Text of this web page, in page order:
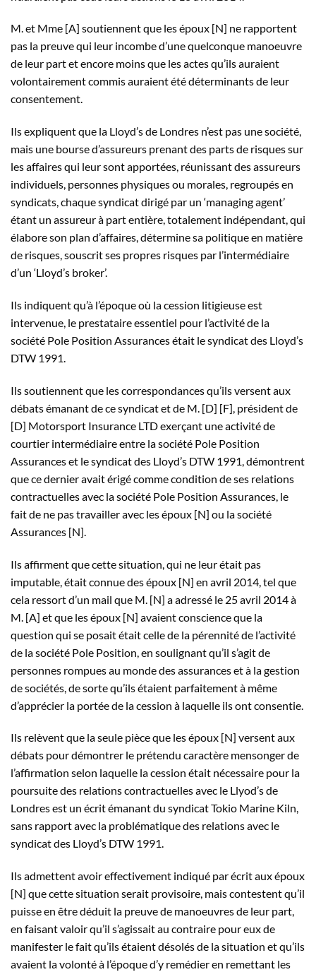
M. et Mme [A] soutiennent que les époux [N] ne rapportent
pas la preuve qui leur incombe d’une quelconque manoeuvre
de leur part et encore moins que les actes qu’ils auraient
volontairement commis auraient été déterminants de leur
consentement.
Ils expliquent que la Lloyd’s de Londres n’est pas une société,
mais une bourse d’assureurs prenant des parts de risques sur
les affaires qui leur sont apportées, réunissant des assureurs
individuels, personnes physiques ou morales, regroupés en
syndicats, chaque syndicat dirigé par un ‘managing agent’
étant un assureur à part entière, totalement indépendant, qui
élabore son plan d’affaires, détermine sa politique en matière
de risques, souscrit ses propres risques par l’intermédiaire
d’un ‘Lloyd’s broker’.
Ils indiquent qu’à l’époque où la cession litigieuse est
intervenue, le prestataire essentiel pour l’activité de la
société Pole Position Assurances était le syndicat des Lloyd’s
DTW 1991.
Ils soutiennent que les correspondances qu’ils versent aux
débats émanant de ce syndicat et de M. [D] [F], président de
[D] Motorsport Insurance LTD exerçant une activité de
courtier intermédiaire entre la société Pole Position
Assurances et le syndicat des Lloyd’s DTW 1991, démontrent
que ce dernier avait érigé comme condition de ses relations
contractuelles avec la société Pole Position Assurances, le
fait de ne pas travailler avec les époux [N] ou la société
Assurances [N].
Ils affirment que cette situation, qui ne leur était pas
imputable, était connue des époux [N] en avril 2014, tel que
cela ressort d’un mail que M. [N] a adressé le 25 avril 2014 à
M. [A] et que les époux [N] avaient conscience que la
question qui se posait était celle de la pérennité de l’activité
de la société Pole Position, en soulignant qu’il s’agit de
personnes rompues au monde des assurances et à la gestion
de sociétés, de sorte qu’ils étaient parfaitement à même
d’apprécier la portée de la cession à laquelle ils ont consentie.
Ils relèvent que la seule pièce que les époux [N] versent aux
débats pour démontrer le prétendu caractère mensonger de
l’affirmation selon laquelle la cession était nécessaire pour la
poursuite des relations contractuelles avec le Llyod’s de
Londres est un écrit émanant du syndicat Tokio Marine Kiln,
sans rapport avec la problématique des relations avec le
syndicat des Lloyd’s DTW 1991.
Ils admettent avoir effectivement indiqué par écrit aux époux
[N] que cette situation serait provisoire, mais contestent qu’il
puisse en être déduit la preuve de manoeuvres de leur part,
en faisant valoir qu’il s’agissait au contraire pour eux de
manifester le fait qu’ils étaient désolés de la situation et qu’ils
avaient la volonté à l’époque d’y remédier en remettant les